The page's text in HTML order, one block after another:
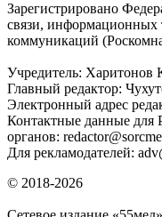
Зарегистрировано
связи, информационных
коммуникаций
Учредитель: Харитонов
Главный редактор:
Электронный адрес
Контактные данные для
органов:
Для рекламодателей:
© 2018-2026